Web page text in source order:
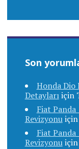
Son
Honda Dio
Detaylarıiçin
Fiat Panda
Revizyonuiçin
Fiat Panda
Revizyonuiçin